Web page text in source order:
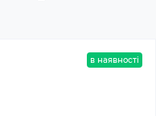
в наявності